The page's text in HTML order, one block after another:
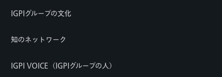
IGPIグループの文化
知のネットワーク
IGPI VOICE（IGPIグループの人）